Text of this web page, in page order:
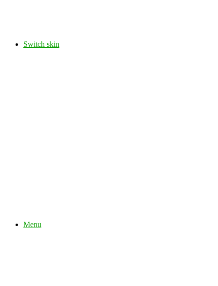
Switch skin
Menu